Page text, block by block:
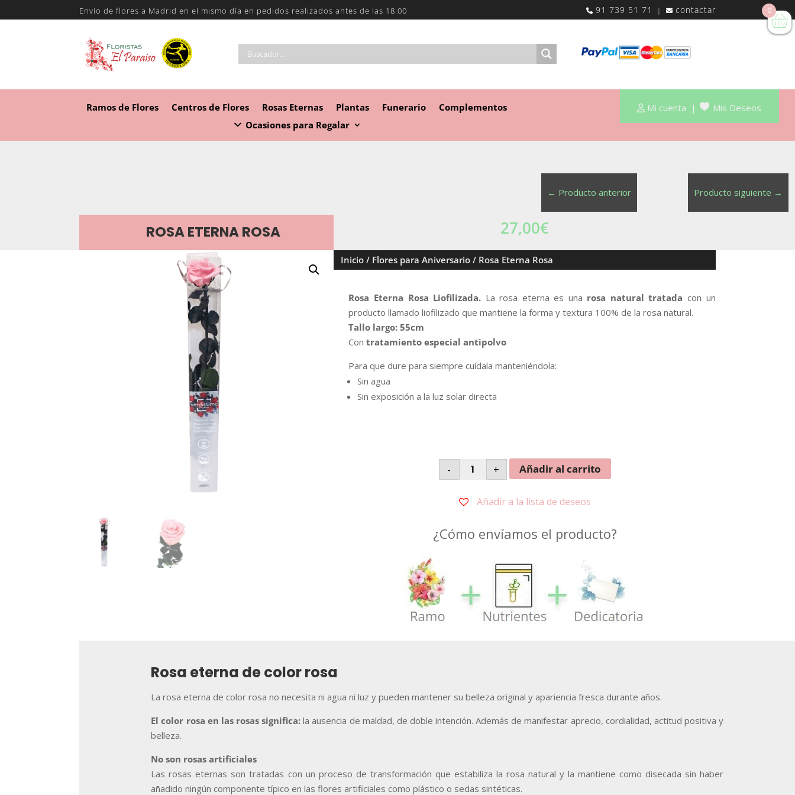
Envío de flores a Madrid en el mismo día en pedidos realizados antes de las 18:00 91 739 51 71 | contactar
Ramos de Flores Centros de Flores Rosas Eternas Plantas Funerario
Complementos
Ocasiones para Regalar
Mi cuenta | Mis Deseos
← Producto anterior Producto siguiente →
ROSA ETERNA ROSA 27,00€
Inicio / Flores para Aniversario / Rosa Eterna Rosa
Rosa Eterna Rosa Liofilizada. La rosa eterna es una rosa natural tratada con un
producto llamado liofilizado que mantiene la forma y textura 100% de la rosa natural.
Tallo largo: 55cm
Contratamiento especial antipolvo
Para que dure para siempre cuídala manteniéndola:
Sin agua
Sin exposición a la luz solar directa
-
Rosa
Eterna
Rosa
+ Añadir al carrito
Añadir a la lista de deseos
¿Cómo envíamos el producto?
Rosa eterna de color rosa
La rosa eterna de color rosa no necesita ni agua ni luz y pueden mantener su belleza original y apariencia fresca durante años.
El color rosa en las rosas significa: la ausencia de maldad, de doble intención. Además de manifestar aprecio, cordialidad, actitud positiva y
belleza.
No son rosas artificiales
Las rosas eternas son tratadas con un proceso de transformación que estabiliza la rosa natural y la mantiene como disecada sin haber
añadido ningún componente típico en las flores artificiales como plástico o sedas sintéticas.
0